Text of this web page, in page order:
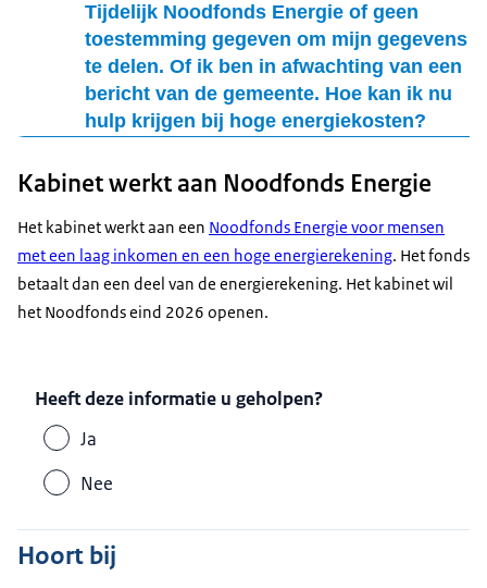
Tijdelijk Noodfonds Energie of geen
toestemming gegeven om mijn gegevens
te delen. Of ik ben in afwachting van een
bericht van de gemeente. Hoe kan ik nu
hulp krijgen bij hoge energiekosten?
Uw gemeente kan u helpen met geld of advies. Ze
u mogelijk recht op heeft.
Neem contact op met uw energieleverancier
Kunt u uw rekening niet betalen? Leg uw situatie uit
en vraag om een betalingsregeling of andere hulp.
kunt kijken of uw gemeente lokale regelingen heeft.
Bijvoorbeeld een lokale energietoeslag of bijzondere
Vind een energiehulp in uw buurt
Kabinet werkt aan Noodfonds Energie
Het kabinet werkt aan een Noodfonds Energie voor mensen
met een laag inkomen en een hoge energierekening. Het fonds
betaalt dan een deel van de energierekening. Het kabinet wil
het Noodfonds eind 2026 openen.
Heeft deze informatie u geholpen?
Ja
Nee
Hoort bij